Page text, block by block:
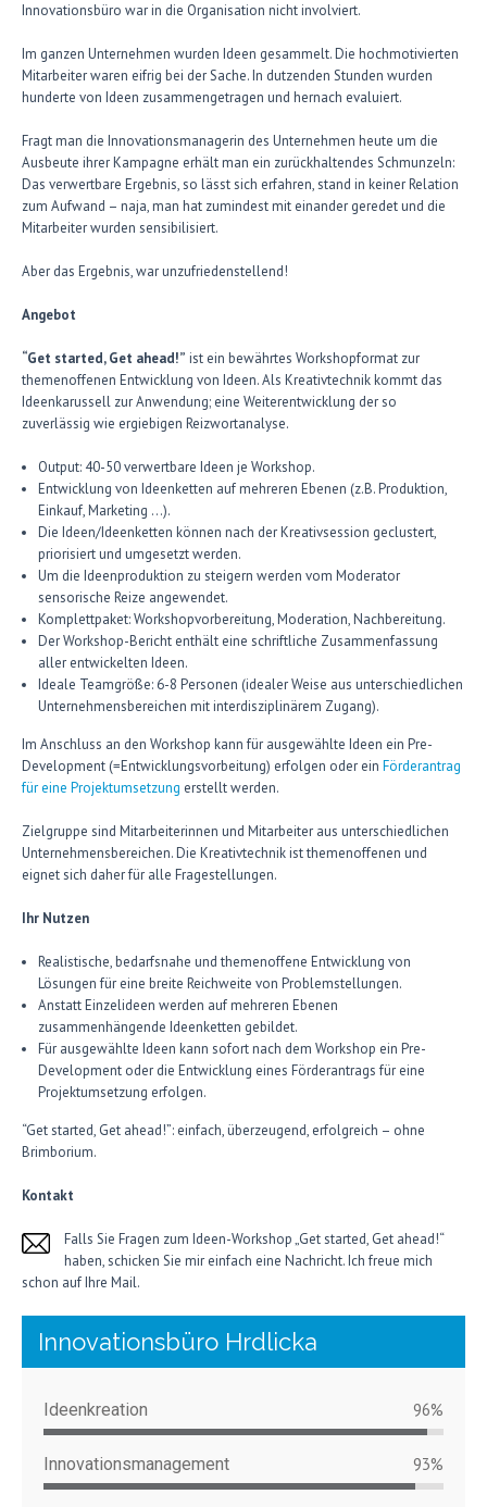
Innovationsbüro war in die Organisation nicht involviert.
Im ganzen Unternehmen wurden Ideen gesammelt. Die hochmotivierten
Mitarbeiter waren eifrig bei der Sache. In dutzenden Stunden wurden
hunderte von Ideen zusammengetragen und hernach evaluiert.
Fragt man die Innovationsmanagerin des Unternehmen heute um die
Ausbeute ihrer Kampagne erhält man ein zurückhaltendes Schmunzeln:
Das verwertbare Ergebnis, so lässt sich erfahren, stand in keiner Relation
zum Aufwand – naja, man hat zumindest mit einander geredet und die
Mitarbeiter wurden sensibilisiert.
Aber das Ergebnis, war unzufriedenstellend!
Angebot
“Get started, Get ahead!” ist ein bewährtes Workshopformat zur
themenoffenen Entwicklung von Ideen. Als Kreativtechnik kommt das
Ideenkarussell zur Anwendung; eine Weiterentwicklung der so
zuverlässig wie ergiebigen Reizwortanalyse.
Output: 40-50 verwertbare Ideen je Workshop.
Entwicklung von Ideenketten auf mehreren Ebenen (z.B. Produktion,
Einkauf, Marketing …).
Die Ideen/Ideenketten können nach der Kreativsession geclustert,
priorisiert und umgesetzt werden.
Um die Ideenproduktion zu steigern werden vom Moderator
sensorische Reize angewendet.
Komplettpaket: Workshopvorbereitung, Moderation, Nachbereitung.
Der Workshop-Bericht enthält eine schriftliche Zusammenfassung
aller entwickelten Ideen.
Ideale Teamgröße: 6-8 Personen (idealer Weise aus unterschiedlichen
Unternehmensbereichen mit interdisziplinärem Zugang).
Im Anschluss an den Workshop kann für ausgewählte Ideen ein Pre-
Development (=Entwicklungsvorbeitung) erfolgen oder ein Förderantrag
für eine Projektumsetzung erstellt werden.
Zielgruppe sind Mitarbeiterinnen und Mitarbeiter aus unterschiedlichen
Unternehmensbereichen. Die Kreativtechnik ist themenoffenen und
eignet sich daher für alle Fragestellungen.
Ihr Nutzen
Realistische, bedarfsnahe und themenoffene Entwicklung von
Lösungen für eine breite Reichweite von Problemstellungen.
Anstatt Einzelideen werden auf mehreren Ebenen
zusammenhängende Ideenketten gebildet.
Für ausgewählte Ideen kann sofort nach dem Workshop ein Pre-
Development oder die Entwicklung eines Förderantrags für eine
Projektumsetzung erfolgen.
“Get started, Get ahead!”: einfach, überzeugend, erfolgreich – ohne
Brimborium.
Kontakt
Falls Sie Fragen zum Ideen-Workshop „Get started, Get ahead!“
haben, schicken Sie mir einfach eine Nachricht. Ich freue mich
schon auf Ihre Mail.
Innovationsbüro Hrdlicka
Ideenkreation 96%
Innovationsmanagement 93%